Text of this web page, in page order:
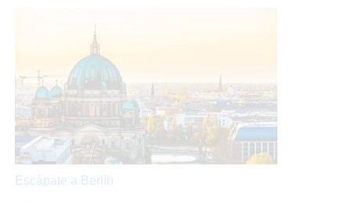
Escápate a Berlín